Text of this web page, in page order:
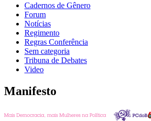
Cadernos de Gênero
Forum
Notícias
Regimento
Regras Conferência
Sem categoria
Tribuna de Debates
Video
Manifesto